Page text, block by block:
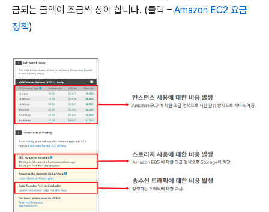
금되는 금액이 조금씩 상이 합니다. (클릭 – Amazon EC2 요금
정책)